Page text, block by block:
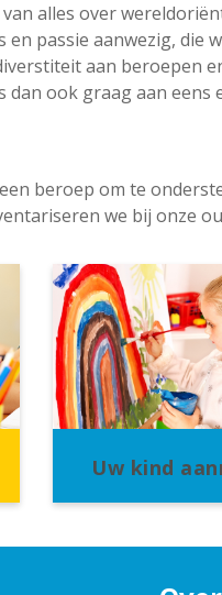
alles over
passie aanwezig, die
aan beroepen
dan ook graag aan
beroep om te
we bij onze
Uw kind